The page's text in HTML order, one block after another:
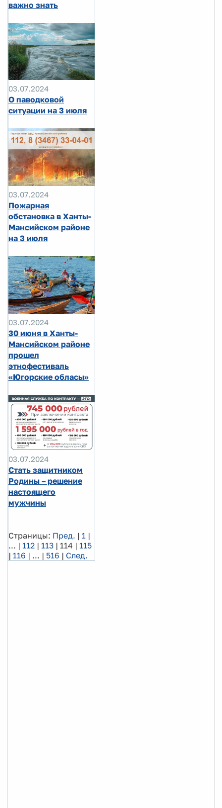
важно знать
03.07.2024
О паводковой
ситуации на 3 июля
03.07.2024
Пожарная
обстановка в Ханты-
Мансийском районе
на 3 июля
03.07.2024
30 июня в Ханты-
Мансийском районе
прошел
этнофестиваль
«Югорские обласы»
03.07.2024
Стать защитником
Родины – решение
настоящего
мужчины
Страницы: Пред. | 1 |
... | 112 | 113 | 114 | 115
| 116 | ... | 516 | След.